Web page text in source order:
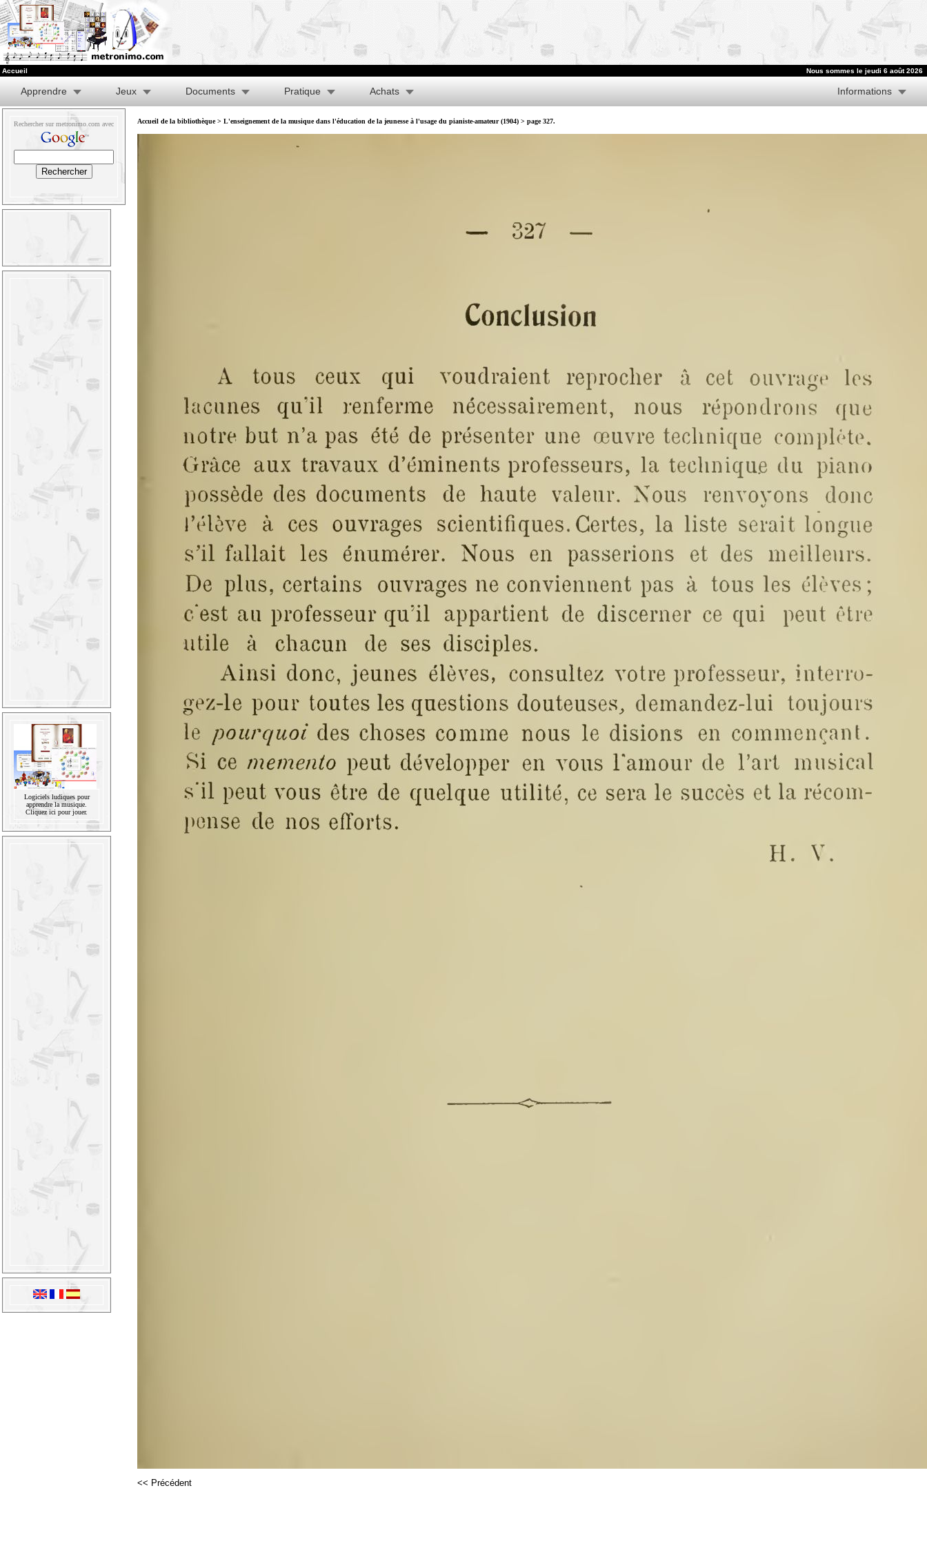
Accueil Nous sommes le jeudi 6 août 2026
Apprendre Jeux Documents Pratique Achats Informations
Rechercher sur metronimo.com avec
Logiciels ludiques pour
apprendre la musique.
Cliquez ici pour jouer.
Accueil de la bibliothèque> L'enseignement de la musique dans l'éducation de la jeunesse à l'usage du pianiste-amateur (1904) > page 327.
<< Précédent